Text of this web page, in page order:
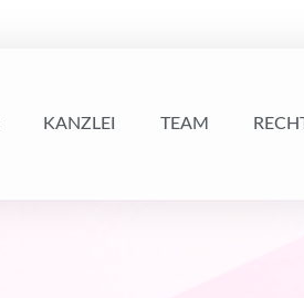
KANZLEI TEAM